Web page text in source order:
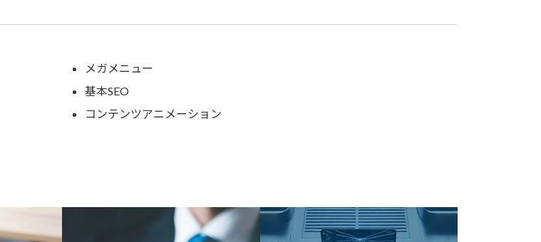
メガメニュー
基本SEO
コンテンツアニメーション